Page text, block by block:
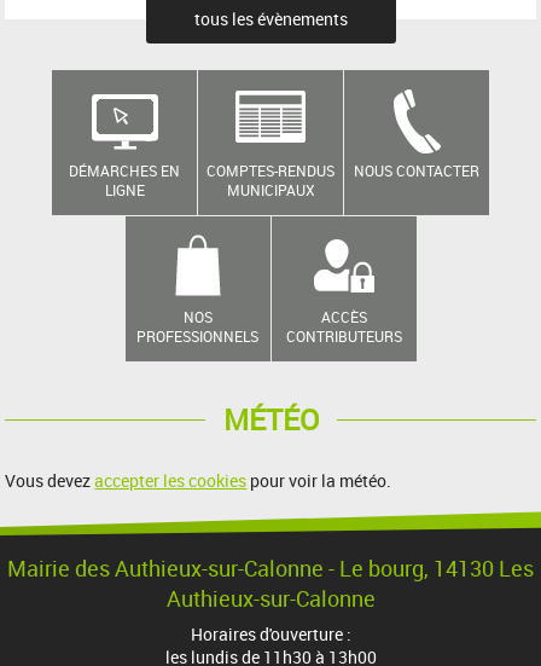
tous les évènements
DÉMARCHES EN
LIGNE
COMPTES-RENDUS
MUNICIPAUX
NOUS CONTACTER
NOS
PROFESSIONNELS
ACCÈS
CONTRIBUTEURS
MÉTÉO
Vous devezaccepter les cookies pour voir la météo.
Mairie des Authieux-sur-Calonne - Le bourg, 14130 Les
Authieux-sur-Calonne
Horaires d'ouverture :
les lundis de 11h30 à 13h00